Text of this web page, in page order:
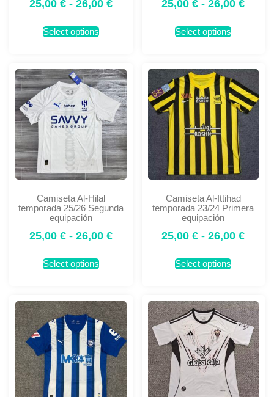
25,00 € - 26,00 €
Select options
25,00€ - 26,00€
Select options
Camiseta Al-Hilal
temporada 25/26 Segunda
equipación
25,00 € - 26,00 €
Select options
Camiseta Al-Ittihad
temporada 23/24 Primera
equipación
25,00€ - 26,00€
Select options